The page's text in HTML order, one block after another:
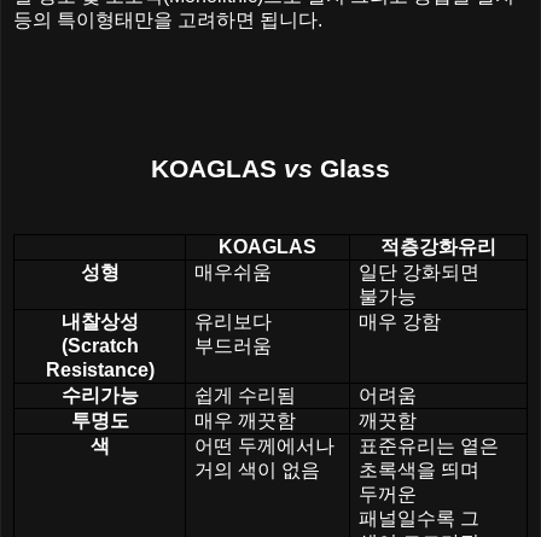
등의 특이형태만을 고려하면 됩니다.
KOAGLAS vs Glass
KOAGLAS
적층강화유리
성형
매우쉬움
일단 강화되면
불가능
내찰상성
(Scratch
Resistance)
유리보다
부드러움
매우 강함
수리가능 쉽게 수리됨
어려움
투명도
매우 깨끗함
깨끗함
색
어떤 두께에서나
거의 색이 없음
표준유리는 옅은
초록색을 띄며
두꺼운
패널일수록 그